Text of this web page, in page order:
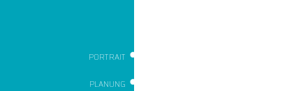
PORTRAIT
PLANUNG